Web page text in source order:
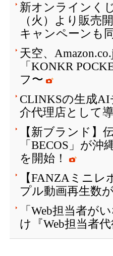
新オンラインく
（火）より販売
キャンペーンも
天空、
「KONKR
フ〜
CLINKSの生成
介代理店として
【新ブランド】
「BECOS」が
を開始！
【FANZAミニ
プル動画再生数
「Web担当者が
け『Web担当者